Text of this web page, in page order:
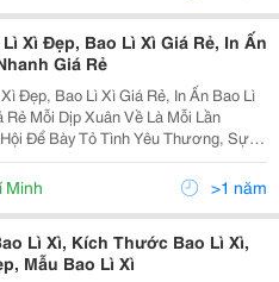
Xì Đẹp, Bao Lì Xì Giá Rẻ, In Ấn
Giá Rẻ
Đẹp, Bao Lì Xì Giá Rẻ, In Ấn Bao Lì
Mỗi Lần
Để Bày Tỏ Tình Yêu Thương, Sự
Ân Những Người Thân, Khách Hàng,
Mỗi Cá Nhân, Tập Thể. Xuất
Minh >1 năm
Lì Xì, Kích Thước Bao Lì Xì,
Mẫu Bao Lì Xì